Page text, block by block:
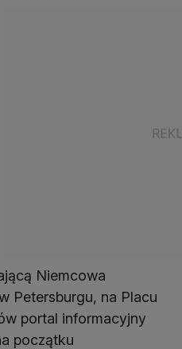
Niemcowa
Petersburgu, na Placu
portal informacyjny
początku